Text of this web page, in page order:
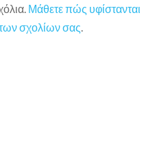
Μάθετε πώς υφίστανται
σχολίων σας